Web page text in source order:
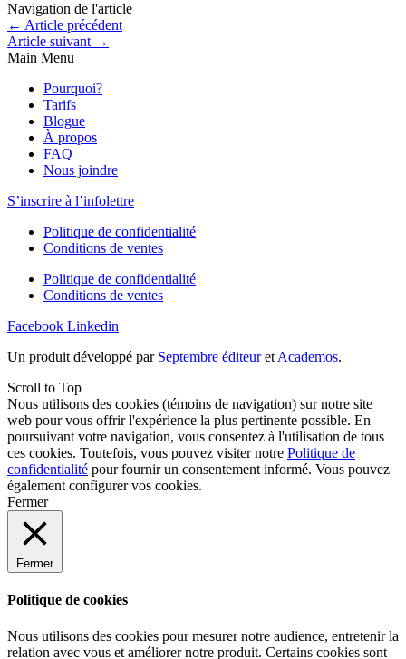
Navigation de l'article
← Article précédent
Article suivant →
Main Menu
Pourquoi?
Tarifs
Blogue
À propos
FAQ
Nous joindre
S’inscrire à l’infolettre
Politique de confidentialité
Conditions de ventes
Politique de confidentialité
Conditions de ventes
Facebook Linkedin
Un produit développé par Septembre éditeuret Academos.
Scroll to Top
Nous utilisons des cookies (témoins de navigation) sur notre site
web pour vous offrir l'expérience la plus pertinente possible. En
poursuivant votre navigation, vous consentez à l'utilisation de tous
ces cookies. Toutefois, vous pouvez visiter notre Politique de
confidentialité pour fournir un consentement informé. Vous pouvez
également configurervos cookies.
Fermer
Fermer
Politique de cookies
Nous utilisons des cookies pour mesurer notre audience, entretenir la
relation avec vous et améliorer notre produit. Certains cookies sont